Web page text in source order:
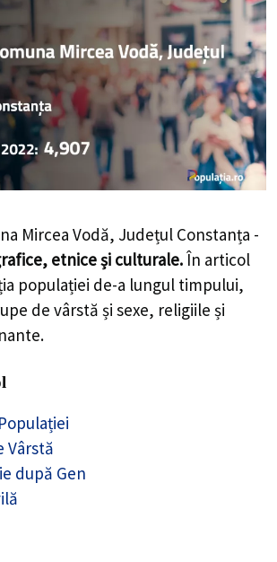
Mircea Vodă, Județul Constanța -
etnice și culturale.În articol
populației de-a lungul timpului,
de vârstă și sexe, religiile și
Vârstă
după Gen